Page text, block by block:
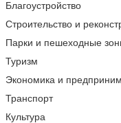
Благоустройство
Строительство и
Парки и пешеходные
Туризм
Экономика и
Транспорт
Культура